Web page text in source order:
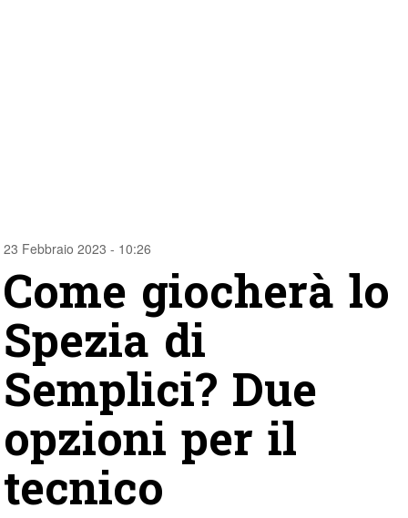
23 Febbraio 2023 - 10:26
Come giocherà lo
Spezia di
Semplici? Due
opzioni per il
tecnico